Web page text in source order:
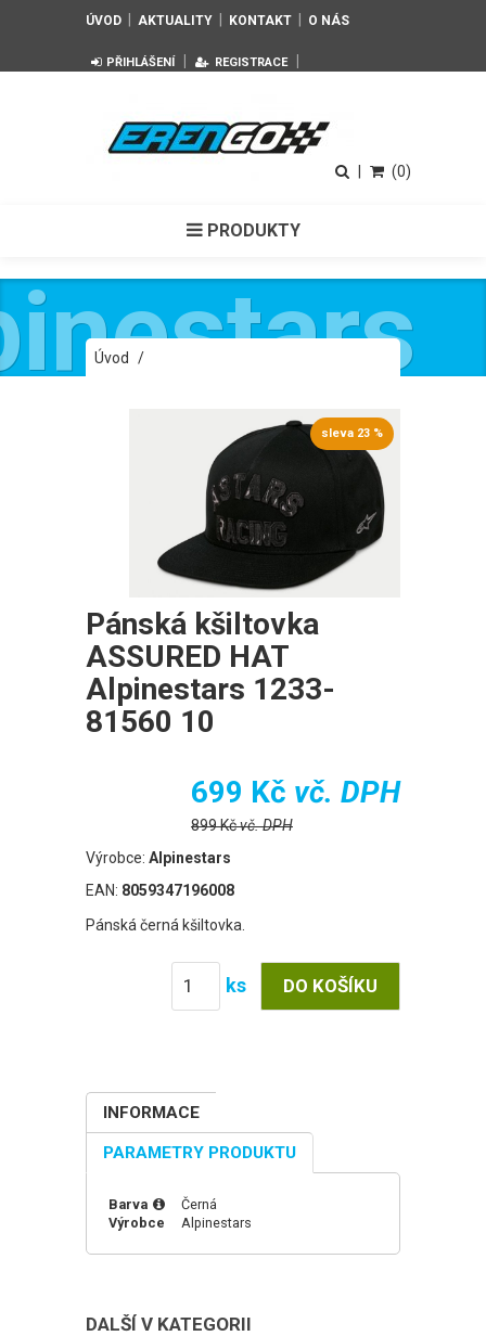
ÚVOD AKTUALITY KONTAKT O NÁS
PŘIHLÁŠENÍ REGISTRACE
(0)
PRODUKTY
Úvod /
sleva 23 %
Pánská kšiltovka
ASSURED HAT
Alpinestars 1233-
81560 10
699 Kč vč. DPH
899 Kčvč. DPH
Výrobce: Alpinestars
EAN: 8059347196008
Pánská černá kšiltovka.
ks
INFORMACE
PARAMETRY PRODUKTU
Barva
Černá
Výrobce
Alpinestars
DALŠÍ V KATEGORII